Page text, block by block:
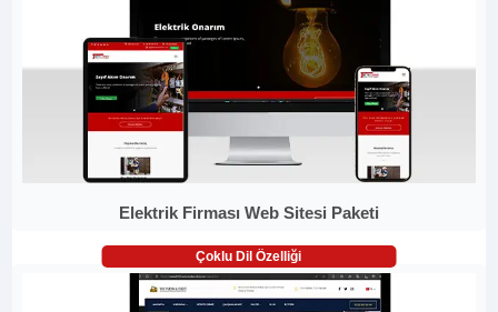
Elektrik Firması Web Sitesi Paketi
Çoklu Dil Özelliği